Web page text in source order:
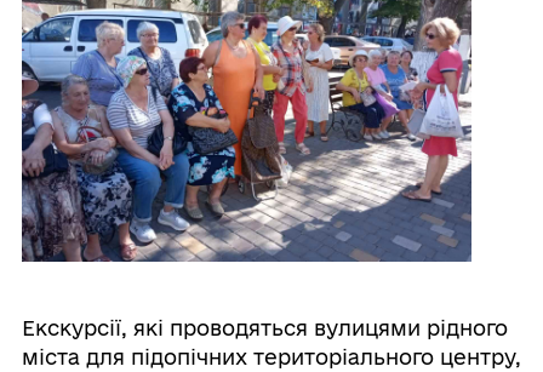
Екскурсії, які проводяться вулицями рідного
міста для підопічних територіального центру,